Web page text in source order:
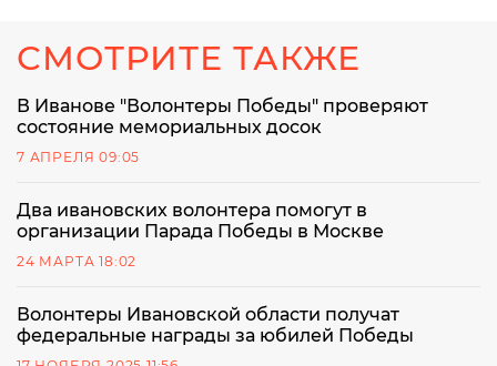
СМОТРИТЕ ТАКЖЕ
В Иванове "Волонтеры Победы" проверяют
состояние мемориальных досок
7 АПРЕЛЯ 09:05
Два ивановских волонтера помогут в
организации Парада Победы в Москве
24 МАРТА 18:02
Волонтеры Ивановской области получат
федеральные награды за юбилей Победы